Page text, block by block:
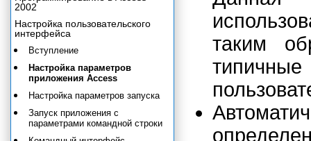
таким
2002
Настройка пользовательского
интерфейса
Вступление
Настройка параметров
приложения Access
Настройка параметров запуска
Запуск приложения с
параметрами командной строки